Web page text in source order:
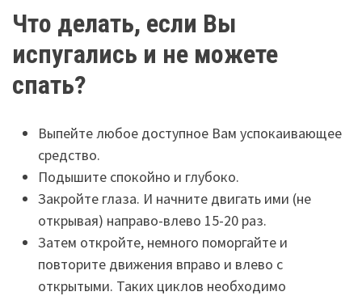
Что делать, если Вы
испугались и не можете
спать?
Выпейте любое доступное Вам успокаивающее
средство.
Подышите спокойно и глубоко.
Закройте глаза. И начните двигать ими (не
открывая) направо-влево 15-20 раз.
Затем откройте, немного поморгайте и
повторите движения вправо и влево с
открытыми. Таких циклов необходимо